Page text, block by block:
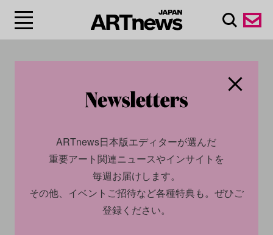
ム/surréalisme
ARTnews日本版エディターが選んだ
重要アート関連ニュースやインサイトを
毎週お届けします。
その他、イベントご招待など各種特典も。ぜひご
登録ください。